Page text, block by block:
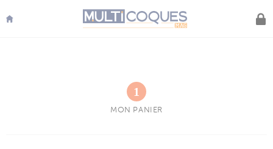
Multicoques
MON PANIER
Panneau de gestion des cookies